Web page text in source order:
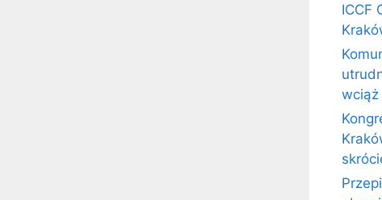
ICCF
wciąż